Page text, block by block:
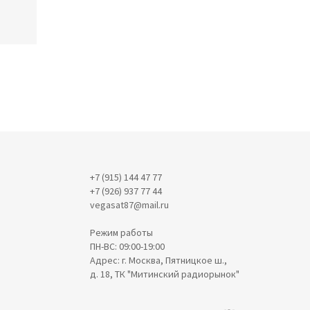
+7 (915) 144 47 77
+7 (926) 937 77 44
vegasat87@mail.ru
Режим работы
ПН-ВС: 09:00-19:00
Адрес: г. Москва, Пятницкое ш.,
д. 18, ТК "Митинский радиорынок"